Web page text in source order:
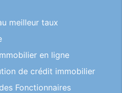
meilleur taux
en ligne
de crédit immobilier
Fonctionnaires